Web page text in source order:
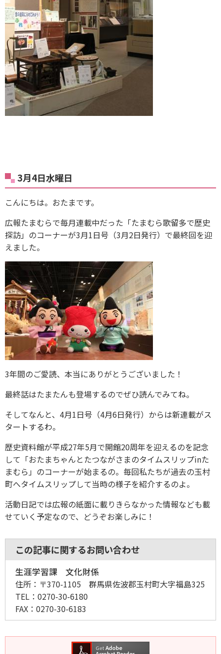
3月4日水曜日
こんにちは。おたまです。
広報たまむらで毎月連載中だった「たまむら歌留多で歴史
探訪」のコーナーが3月1日号（3月2日発行）で最終回を迎
えました。
3年間のご愛読、本当にありがとうございました！
最終話はたまたんも登場するのでぜひ読んでみてね。
そしてなんと、4月1日号（4月6日発行）からは新連載がス
タートするわ。
歴史資料館が平成27年5月で開館20周年を迎えるのを記念
して「おたまちゃんとたつながさまのタイムスリップinた
まむら」のコーナーが始まるの。毎回私たちが過去の玉村
町へタイムスリップして当時の様子を紹介するのよ。
活動日記では広報の紙面に載りきらなかった情報なども載
せていく予定なので、どうぞお楽しみに！
この記事に関するお問い合わせ
生涯学習課 文化財係
住所： 〒370-1105 群馬県佐波郡玉村町大字福島325
TEL： 0270-30-6180
FAX： 0270-30-6183